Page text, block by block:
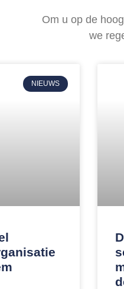
Om u op de
we
NIEUWS